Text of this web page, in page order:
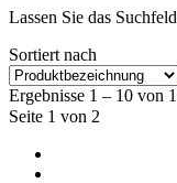
Lassen Sie das
Sortiert nach
Ergebnisse 1 – 10 von
Seite 1 von 2